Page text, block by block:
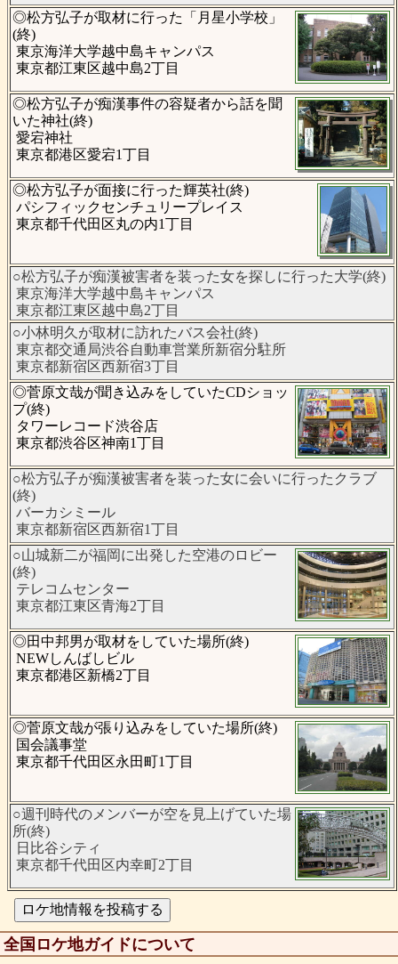
◎松方弘子が取材に行った「月星小学校」
(終)
東京海洋大学越中島キャンパス
東京都江東区越中島2丁目
◎松方弘子が痴漢事件の容疑者から話を聞
いた神社(終)
愛宕神社
東京都港区愛宕1丁目
◎松方弘子が面接に行った輝英社(終)
パシフィックセンチュリープレイス
東京都千代田区丸の内1丁目
○松方弘子が痴漢被害者を装った女を探しに行った大学(終)
東京海洋大学越中島キャンパス
東京都江東区越中島2丁目
○小林明久が取材に訪れたバス会社(終)
東京都交通局渋谷自動車営業所新宿分駐所
東京都新宿区西新宿3丁目
◎菅原文哉が聞き込みをしていたCDショッ
プ(終)
タワーレコード渋谷店
東京都渋谷区神南1丁目
○松方弘子が痴漢被害者を装った女に会いに行ったクラブ
(終)
バーカシミール
東京都新宿区西新宿1丁目
○山城新二が福岡に出発した空港のロビー
(終)
テレコムセンター
東京都江東区青海2丁目
◎田中邦男が取材をしていた場所(終)
NEWしんばしビル
東京都港区新橋2丁目
◎菅原文哉が張り込みをしていた場所(終)
国会議事堂
東京都千代田区永田町1丁目
○週刊時代のメンバーが空を見上げていた場
所(終)
日比谷シティ
東京都千代田区内幸町2丁目
全国ロケ地ガイドについて